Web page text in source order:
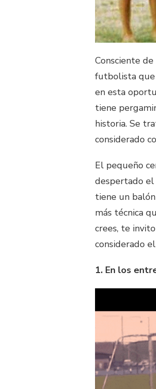
Consciente
futbolista que
en esta
tiene
historia. Se
considerado
El pequeño
despertado el
tiene un
más técnica
crees, te
considerado
1. En los